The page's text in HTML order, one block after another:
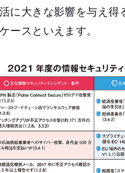
に大きな影響を与え得
ースといえます。